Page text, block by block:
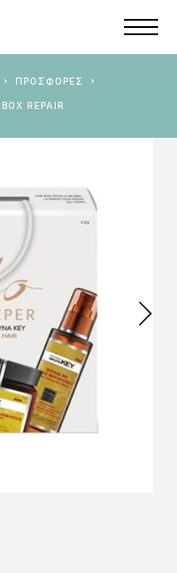
ΠΡΟΣΦΟΡΈΣ
REPAIR